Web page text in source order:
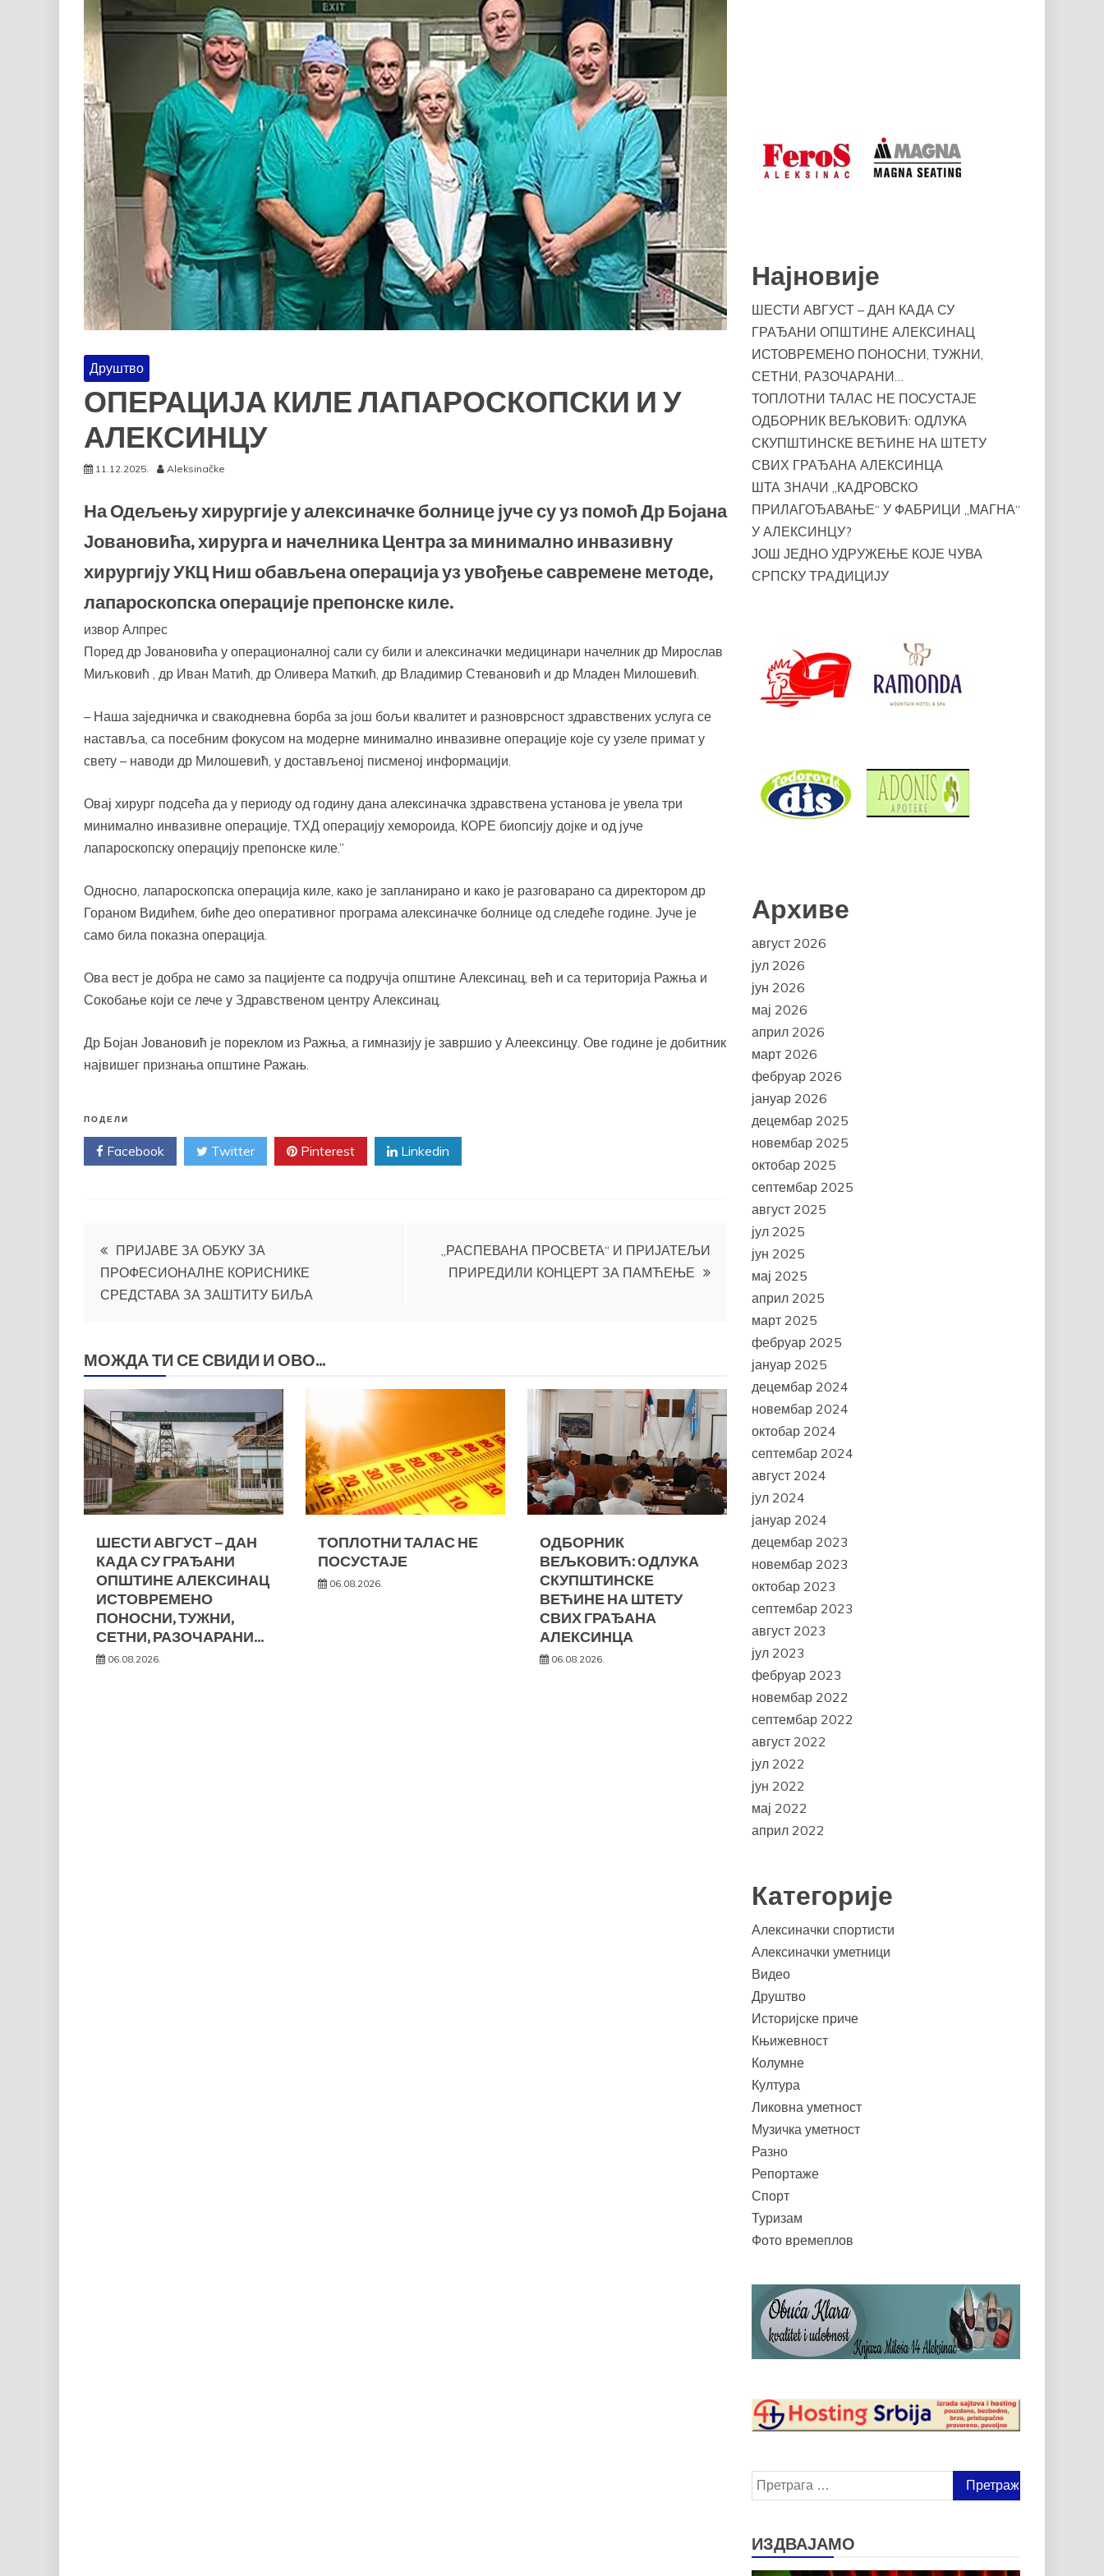
Друштво
ОПЕРАЦИЈА КИЛЕ ЛАПАРОСКОПСКИ И У
АЛЕКСИНЦУ
11.12.2025. Aleksinačke
На Одељењу хирургије у алексиначке болнице јуче су уз помоћ Др Бојана
Јовановића, хирурга и начелника Центра за минимално инвазивну
хирургију УКЦ Ниш обављена операција уз увођење савремене методе,
лапароскопска операције препонске киле.
извор Алпрес
Поред др Јовановића у операционалној сали су били и алексиначки медицинари начелник др Мирослав
Миљковић , др Иван Матић, др Оливера Маткић, др Владимир Стевановић и др Младен Милошевић.
– Наша заједничка и свакодневна борба за још бољи квалитет и разноврсност здравствених услуга се
наставља, са посебним фокусом на модерне минимално инвазивне операције које су узеле примат у
свету – наводи др Милошевић, у достављеној писменој информацији.
Овај хирург подсећа да у периоду од годину дана алексиначка здравствена установа је увела три
минимално инвазивне операције, ТХД операцију хемороида, КОРЕ биопсију дојке и од јуче
лапароскопску операцију препонске киле.”
Односно, лапароскопска операција киле, како је запланирано и како је разговарано са директором др
Гораном Видићем, биће део оперативног програма алексиначке болнице од следеће године. Јуче је
само била показна операција.
Ова вест је добра не само за пацијенте са подручја општине Алексинац, већ и са територија Ражња и
Сокобање који се лече у Здравственом центру Алексинац.
Др Бојан Јовановић је пореклом из Ражња, а гимназију је завршио у Алеексинцу. Ове године је добитник
највишег признања општине Ражањ.
ПОДЕЛИ
Facebook Twitter Pinterest Linkedin
Кретање
чланка
ПРИЈАВЕ ЗА ОБУКУ ЗА
ПРОФЕСИОНАЛНЕ КОРИСНИКЕ
СРЕДСТАВА ЗА ЗАШТИТУ БИЉА
„РАСПЕВАНА ПРОСВЕТА“ И ПРИЈАТЕЉИ
ПРИРЕДИЛИ КОНЦЕРТ ЗА ПАМЋЕЊЕ
МОЖДА ТИ СЕ СВИДИ И ОВО...
ШЕСТИ АВГУСТ – ДАН
КАДА СУ ГРАЂАНИ
ОПШТИНЕ АЛЕКСИНАЦ
ИСТОВРЕМЕНО
ПОНОСНИ, ТУЖНИ,
СЕТНИ, РАЗОЧАРАНИ…
06.08.2026.
ТОПЛОТНИ ТАЛАС НЕ
ПОСУСТАЈЕ
06.08.2026.
ОДБОРНИК
ВЕЉКОВИЋ: ОДЛУКА
СКУПШТИНСКЕ
ВЕЋИНЕ НА ШТЕТУ
СВИХ ГРАЂАНА
АЛЕКСИНЦА
06.08.2026.
Најновије
ШЕСТИ АВГУСТ – ДАН КАДА СУ
ГРАЂАНИ ОПШТИНЕ АЛЕКСИНАЦ
ИСТОВРЕМЕНО ПОНОСНИ, ТУЖНИ,
СЕТНИ, РАЗОЧАРАНИ…
ТОПЛОТНИ ТАЛАС НЕ ПОСУСТАЈЕ
ОДБОРНИК ВЕЉКОВИЋ: ОДЛУКА
СКУПШТИНСКЕ ВЕЋИНЕ НА ШТЕТУ
СВИХ ГРАЂАНА АЛЕКСИНЦА
ШТА ЗНАЧИ „КАДРОВСКО
ПРИЛАГОЂАВАЊЕ“ У ФАБРИЦИ „МАГНА“
У АЛЕКСИНЦУ?
ЈОШ ЈЕДНО УДРУЖЕЊЕ КОЈЕ ЧУВА
СРПСКУ ТРАДИЦИЈУ
Архиве
август 2026
јул 2026
јун 2026
мај 2026
април 2026
март 2026
фебруар 2026
јануар 2026
децембар 2025
новембар 2025
октобар 2025
септембар 2025
август 2025
јул 2025
јун 2025
мај 2025
април 2025
март 2025
фебруар 2025
јануар 2025
децембар 2024
новембар 2024
октобар 2024
септембар 2024
август 2024
јул 2024
јануар 2024
децембар 2023
новембар 2023
октобар 2023
септембар 2023
август 2023
јул 2023
фебруар 2023
новембар 2022
септембар 2022
август 2022
јул 2022
јун 2022
мај 2022
април 2022
Категорије
Алексиначки спортисти
Алексиначки уметници
Видео
Друштво
Историјске приче
Књижевност
Колумне
Култура
Ликовна уметност
Музичка уметност
Разно
Репортаже
Спорт
Туризам
Фото времеплов
Претрага
за:
ИЗДВАЈАМО